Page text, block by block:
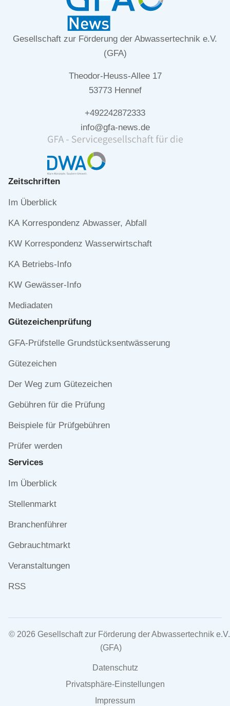
Gesellschaft zur Förderung der Abwassertechnik e.V.
(GFA)
Theodor-Heuss-Allee 17
53773 Hennef
+492242872333
info@gfa-news.de
Zeitschriften
Navigation
Im Überblick
KA Korrespondenz Abwasser, Abfall
KW Korrespondenz Wasserwirtschaft
KA Betriebs-Info
KW Gewässer-Info
Mediadaten
Gütezeichen­prüfung
Navigation
GFA-Prüfstelle Grundstücksentwässerung
Gütezeichen
Der Weg zum Gütezeichen
Gebühren für die Prüfung
Beispiele für Prüfgebühren
Prüfer werden
Services
Navigation
Im Überblick
Stellenmarkt
Branchenführer
Gebrauchtmarkt
Veranstaltungen
RSS
© 2026 Gesellschaft zur Förderung der Abwassertechnik e.V.
(GFA)
Navigation
überspringen
Datenschutz
Privatsphäre-Einstellungen
Impressum